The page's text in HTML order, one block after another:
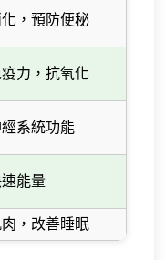
，預防便秘
力，抗氧化
系統功能
能量
，改善睡眠